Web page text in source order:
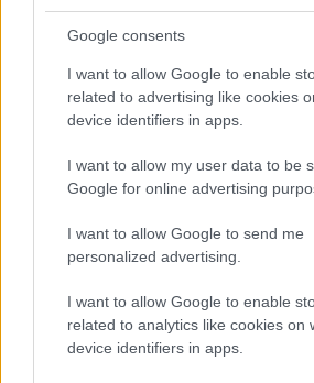
Google consents
I want to allow Google to enable
related to advertising like cookies
device identifiers in apps.
I want to allow my user data to be
Google for online advertising
I want to allow Google to send me
personalized advertising.
I want to allow Google to enable
related to analytics like cookies on
device identifiers in apps.
υγείας που αντιμετώπιζε ο
τελευταία χρόνια, αλλά και
τους.
Διαβάστε περισσότερα στο
ΕΘΝΟΣ θα παρεμβαίνει και τα προσβλητικά